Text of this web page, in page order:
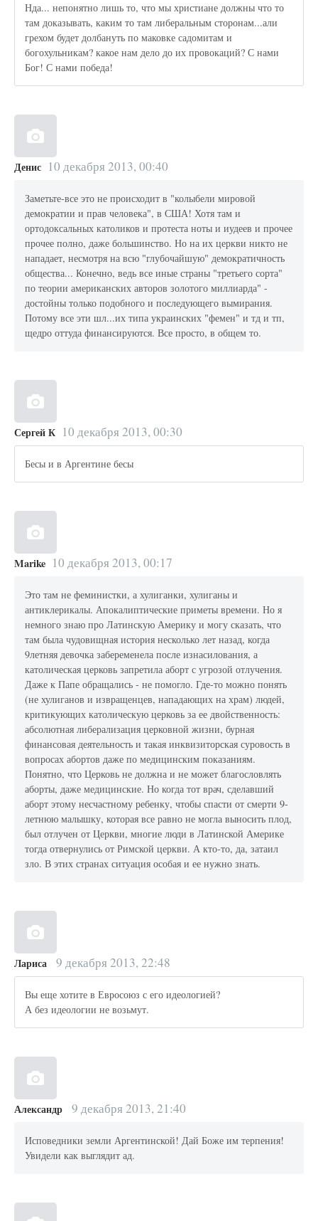
Нда... непонятно лишь то, что мы христиане должны что то
там доказывать, каким то там либеральным сторонам...али
грехом будет долбануть по маковке садомитам и
богохульникам? какое нам дело до их провокаций? С нами
Бог! С нами победа!
Денис 10 декабря 2013, 00:40
Заметьте-все это не происходит в "колыбели мировой
демократии и прав человека", в США! Хотя там и
ортодоксальных католиков и протеста ноты и иудеев и прочее
прочее полно, даже большинство. Но на их церкви никто не
нападает, несмотря на всю "глубочайшую" демократичность
общества... Конечно, ведь все иные страны "третьего сорта"
по теории американских авторов золотого миллиарда" -
достойны только подобного и последующего вымирания.
Потому все эти шл...их типа украинских "фемен" и тд и тп,
щедро оттуда финансируются. Все просто, в общем то.
Сергей К 10 декабря 2013, 00:30
Бесы и в Аргентине бесы
Marike 10 декабря 2013, 00:17
Это там не феминистки, а хулиганки, хулиганы и
антиклерикалы. Апокалиптические приметы времени. Но я
немного знаю про Латинскую Америку и могу сказать, что
там была чудовищная история несколько лет назад, когда
9летняя девочка забеременела после изнасилования, а
католическая церковь запретила аборт с угрозой отлучения.
Даже к Папе обращались - не помогло. Где-то можно понять
(не хулиганов и извращенцев, нападающих на храм) людей,
критикующих католическую церковь за ее двойственность:
абсолютная либерализация церковной жизни, бурная
финансовая деятельность и такая инквизиторская суровость в
вопросах абортов даже по медицинским показаниям.
Понятно, что Церковь не должна и не может благословлять
аборты, даже медицинские. Но когда тот врач, сделавший
аборт этому несчастному ребенку, чтобы спасти от смерти 9-
летнюю малышку, которая все равно не могла выносить плод,
был отлучен от Церкви, многие люди в Латинской Америке
тогда отвернулись от Римской церкви. А кто-то, да, затаил
зло. В этих странах ситуация особая и ее нужно знать.
Лариса 9 декабря 2013, 22:48
Вы еще хотите в Евросоюз с его идеологией?
А без идеологии не возьмут.
Александр 9 декабря 2013, 21:40
Исповедники земли Аргентинской! Дай Боже им терпения!
Увидели как выглядит ад.